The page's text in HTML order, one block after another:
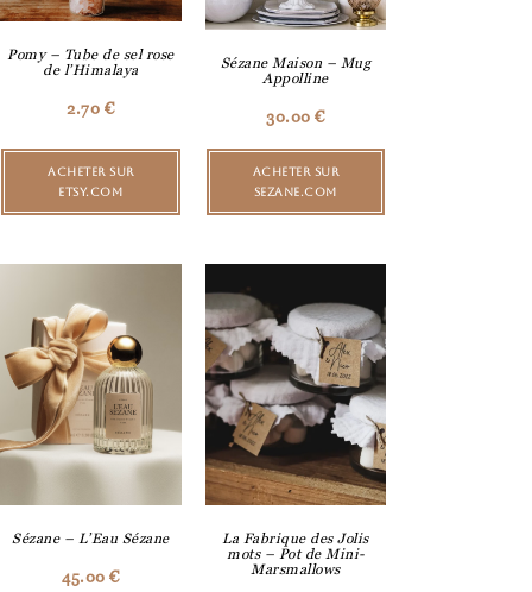
Pomy – Tube de sel rose
de l’Himalaya
2.70 €
ACHETER SUR
ETSY.COM
Sézane Maison – Mug
Appolline
30.00 €
ACHETER SUR
SEZANE.COM
Sézane – L’Eau Sézane
45.00 €
La Fabrique des Jolis
mots – Pot de Mini-
Marsmallows